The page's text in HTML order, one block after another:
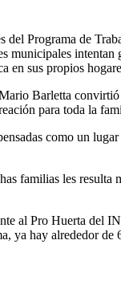
del Programa de
municipales
en sus propios
Barletta
para toda la
como un
familias les
al Pro Huerta del
ya hay alrededor